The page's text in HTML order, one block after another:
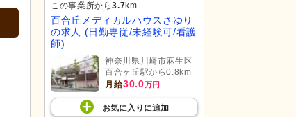
この事業所から3.7km
百合丘メディカルハウスさゆり
の求人 (日勤専従/未経験可/看護
師)
神奈川県川崎市麻生区
百合ヶ丘駅から0.8km
月給30.0万円
お気に入り に追加